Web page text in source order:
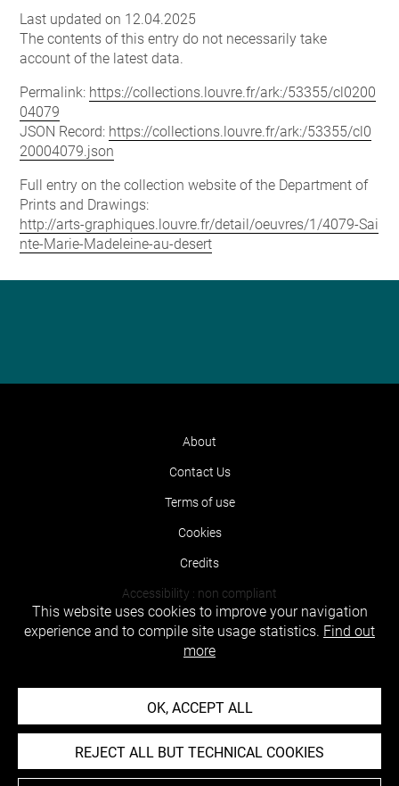
Last updated on 12.04.2025
The contents of this entry do not necessarily take
account of the latest data.
Permalink: https://collections.louvre.fr/ark:/53355/cl0200
04079
JSON Record: https://collections.louvre.fr/ark:/53355/cl0
20004079.json
Full entry on the collection website of the Department of
Prints and Drawings:
http://arts-graphiques.louvre.fr/detail/oeuvres/1/4079-Sai
nte-Marie-Madeleine-au-desert
About
Contact Us
Terms of use
Cookies
Credits
Accessibility : non compliant
This website uses cookies to improve your navigation
experience and to compile site usage statistics. Find out
more
OK, ACCEPT ALL
REJECT ALL BUT TECHNICAL COOKIES